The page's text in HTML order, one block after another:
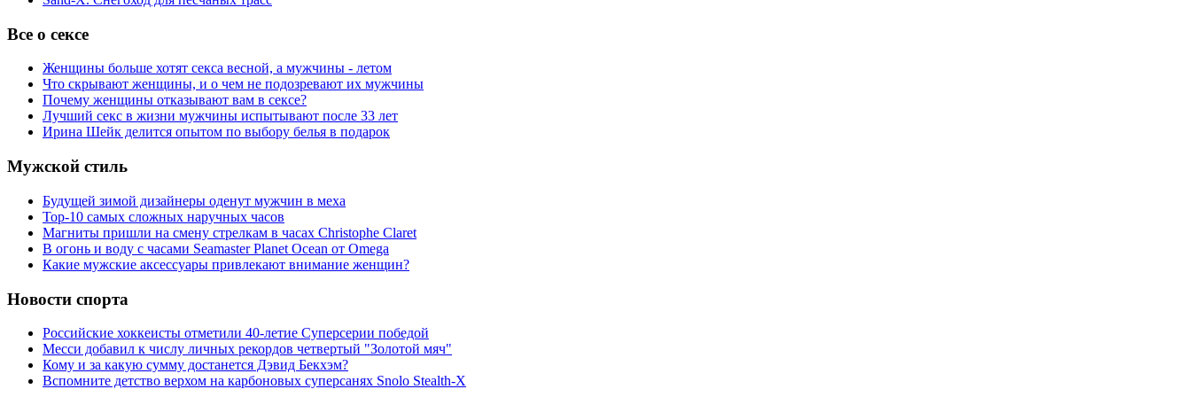
Все о сексе
Женщины больше хотят секса весной, а мужчины - летом
Что скрывают женщины, и о чем не подозревают их мужчины
Почему женщины отказывают вам в сексе?
Лучший секс в жизни мужчины испытывают после 33 лет
Ирина Шейк делится опытом по выбору белья в подарок
Мужской стиль
Будущей зимой дизайнеры оденут мужчин в меха
Top-10 самых сложных наручных часов
Магниты пришли на смену стрелкам в часах Christophe Claret
В огонь и воду с часами Seamaster Planet Ocean от Omega
Какие мужские аксессуары привлекают внимание женщин?
Новости спорта
Российские хоккеисты отметили 40-летие Суперсерии победой
Месси добавил к числу личных рекордов четвертый "Золотой мяч"
Кому и за какую сумму достанется Дэвид Бекхэм?
Вспомните детство верхом на карбоновых суперсанях Snolo Stealth-X